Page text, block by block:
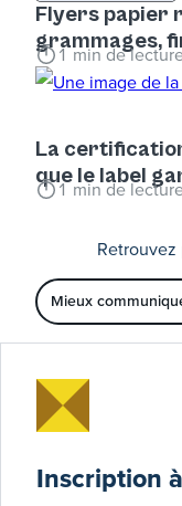
Flyers papier
grammages,
1min de
La
que le label
1min de
Retrouvez
Mieux
Inscription